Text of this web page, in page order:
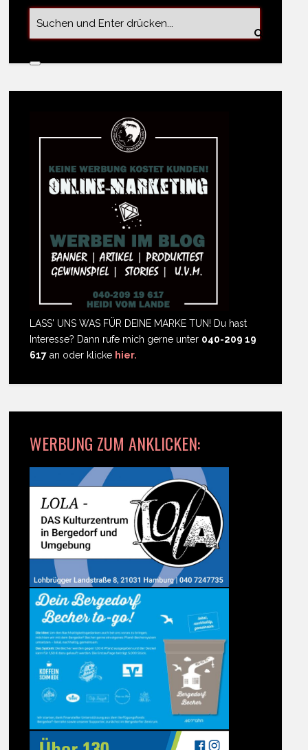
LASS' UNS WAS FÜR DEINE MARKE TUN! Du hast
Interesse? Dann rufe mich gerne unter 040-209 19
617 an oder klicke hier.
WERBUNG ZUM ANKLICKEN: